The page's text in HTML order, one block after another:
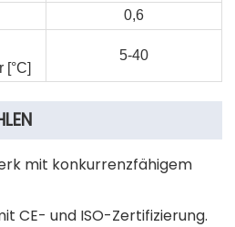
0,6
[°C]
5-40
mit konkurrenzfähigem
CE- und ISO-Zertifizierung.